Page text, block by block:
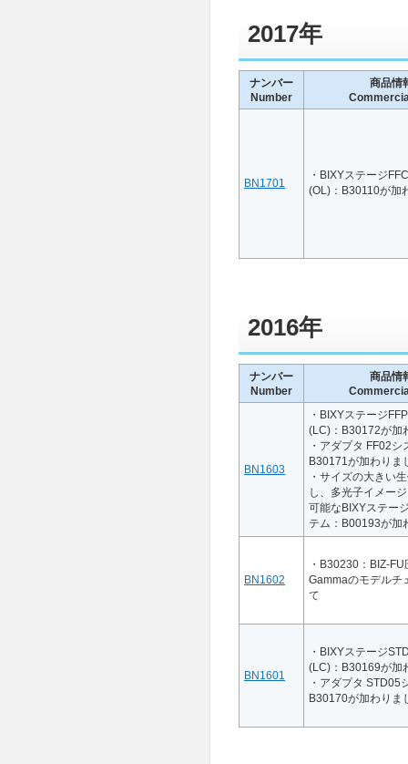
2017年
ナンバー
Number
商品情
BN1701
・BIXYステージ
(OL)：B30110が加
2016年
ナンバー
Number
商品情
BN1603
・BIXYステージ
(LC)：B30172が加
・アダプタ FF02シ
B30171が加わりま
・サイズの大きい
し、多光子イメー
可能なBIXYステー
テム：B00193が加
BN1602
・B30230：BIZ-
Gammaのモデルチ
て
BN1601
・BIXYステージ
(LC)：B30169が加
・アダプタ STD05
B30170が加わりま